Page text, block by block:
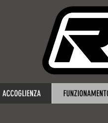
ACCOGLIENZA